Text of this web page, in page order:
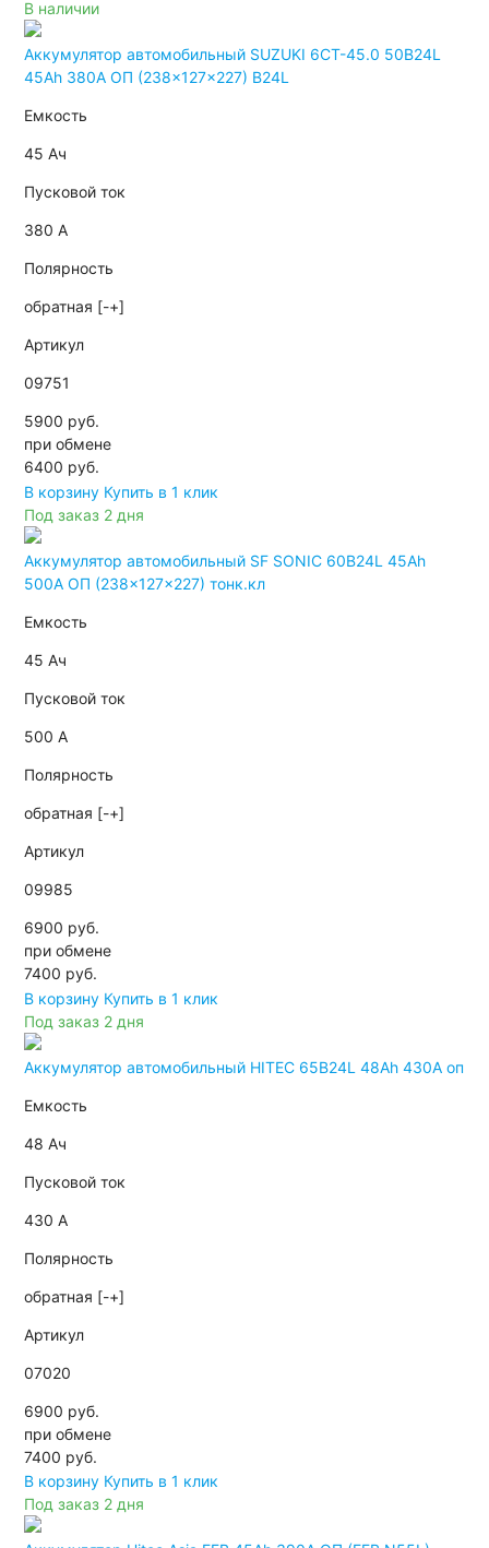
В наличии
Аккумулятор автомобильный SUZUKI 6СТ-45.0 50B24L
45Ah 380A ОП (238x127x227) B24L
Емкость
45 Ач
Пусковой ток
380 А
Полярность
обратная [-+]
Артикул
09751
5900 руб.
при обмене
6400 руб.
В корзину Купить в 1 клик
Под заказ 2 дня
Аккумулятор автомобильный SF SONIC 60B24L 45Ah
500A ОП (238x127x227) тонк.кл
Емкость
45 Ач
Пусковой ток
500 А
Полярность
обратная [-+]
Артикул
09985
6900 руб.
при обмене
7400 руб.
В корзину Купить в 1 клик
Под заказ 2 дня
Аккумулятор автомобильный HITEC 65B24L 48Ah 430A оп
Емкость
48 Ач
Пусковой ток
430 А
Полярность
обратная [-+]
Артикул
07020
6900 руб.
при обмене
7400 руб.
В корзину Купить в 1 клик
Под заказ 2 дня